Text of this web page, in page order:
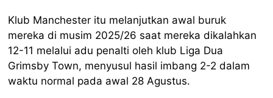
Klub Manchester itu melanjutkan awal buruk
mereka di musim 2025/26 saat mereka dikalahkan
12-11 melalui adu penalti oleh klub Liga Dua
Grimsby Town, menyusul hasil imbang 2-2 dalam
waktu normal pada awal 28 Agustus.